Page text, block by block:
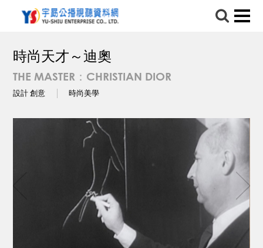
時尚天才～迪奧
THE MASTER：CHRISTIAN DIOR
設計 創意 時尚美學